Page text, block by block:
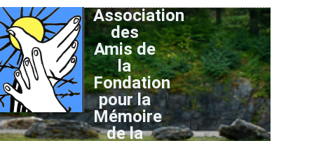
Association
des
Amis de
la
Fondation
pour la
Mémoire
de la